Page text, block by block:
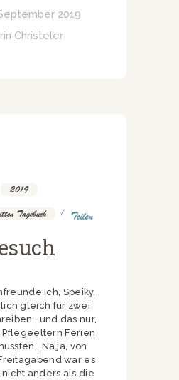
2019
Christeler
2019
Tagebuch Teilen
Ich, Speiky,
gleich für zwei
, und das nur,
Ferien
. Na ja, von
war es
nicht anders als die